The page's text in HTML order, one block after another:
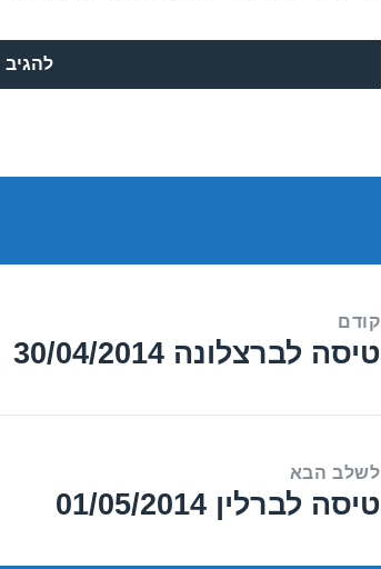
קודם
הפוסט
טיסה לברצלונה 30/04/2014
לשלב הבא
הפוסט
טיסה לברלין 01/05/2014